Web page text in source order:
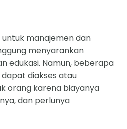
manajemen dan
menyarankan
edukasi. Namun, beberapa
diakses atau
orang karena biayanya
dan perlunya